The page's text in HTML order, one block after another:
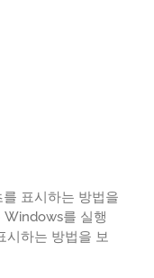
표시하는 방법을
Windows를 실행
시하는 방법을 보